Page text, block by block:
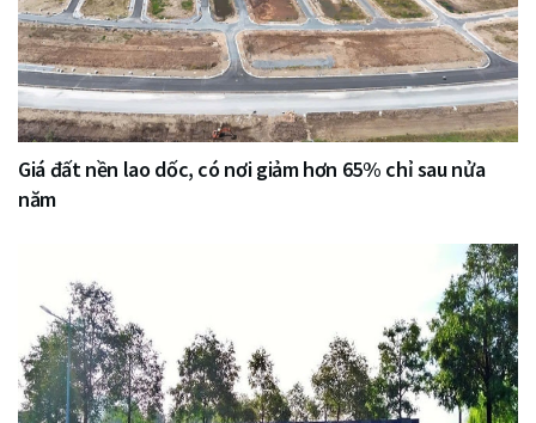
Giá đất nền lao dốc, có nơi giảm hơn 65% chỉ sau nửa
năm